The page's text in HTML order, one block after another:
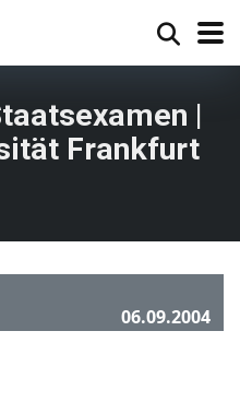
|
Frankfurt
06.09.2004